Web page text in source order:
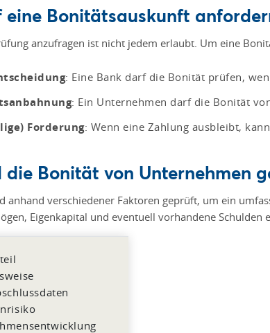
Bonitätsauskunft
anzufragen ist nicht jedem erlaubt. Um eine
: Eine Bank darf die Bonität prüfen,
: Ein Unternehmen darf die Bonität
Forderung: Wenn eine Zahlung ausbleibt,
Bonität von Unternehmen
anhand verschiedener Faktoren geprüft, um ein
Eigenkapital und eventuell vorhandene